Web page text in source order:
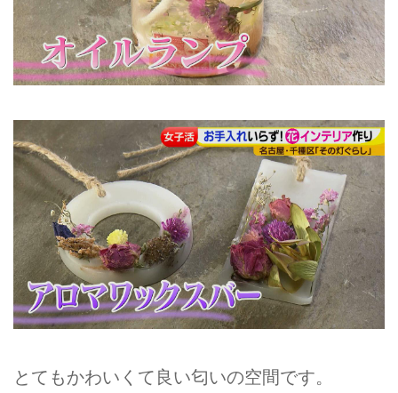
とてもかわいくて良い匂いの空間です。